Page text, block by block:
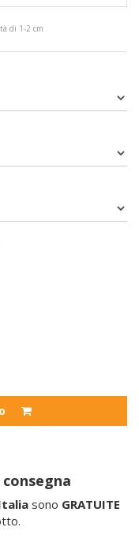
di 1-2 cm
sono GRATUITE